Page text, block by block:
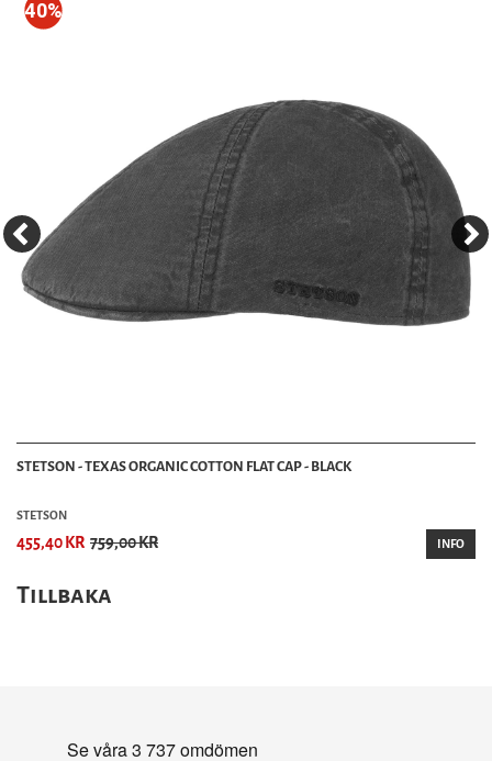
40%
STETSON - TEXAS ORGANIC COTTON FLAT CAP - BLACK
STETSON
455,40 KR 759,00 KR INFO
Tillbaka